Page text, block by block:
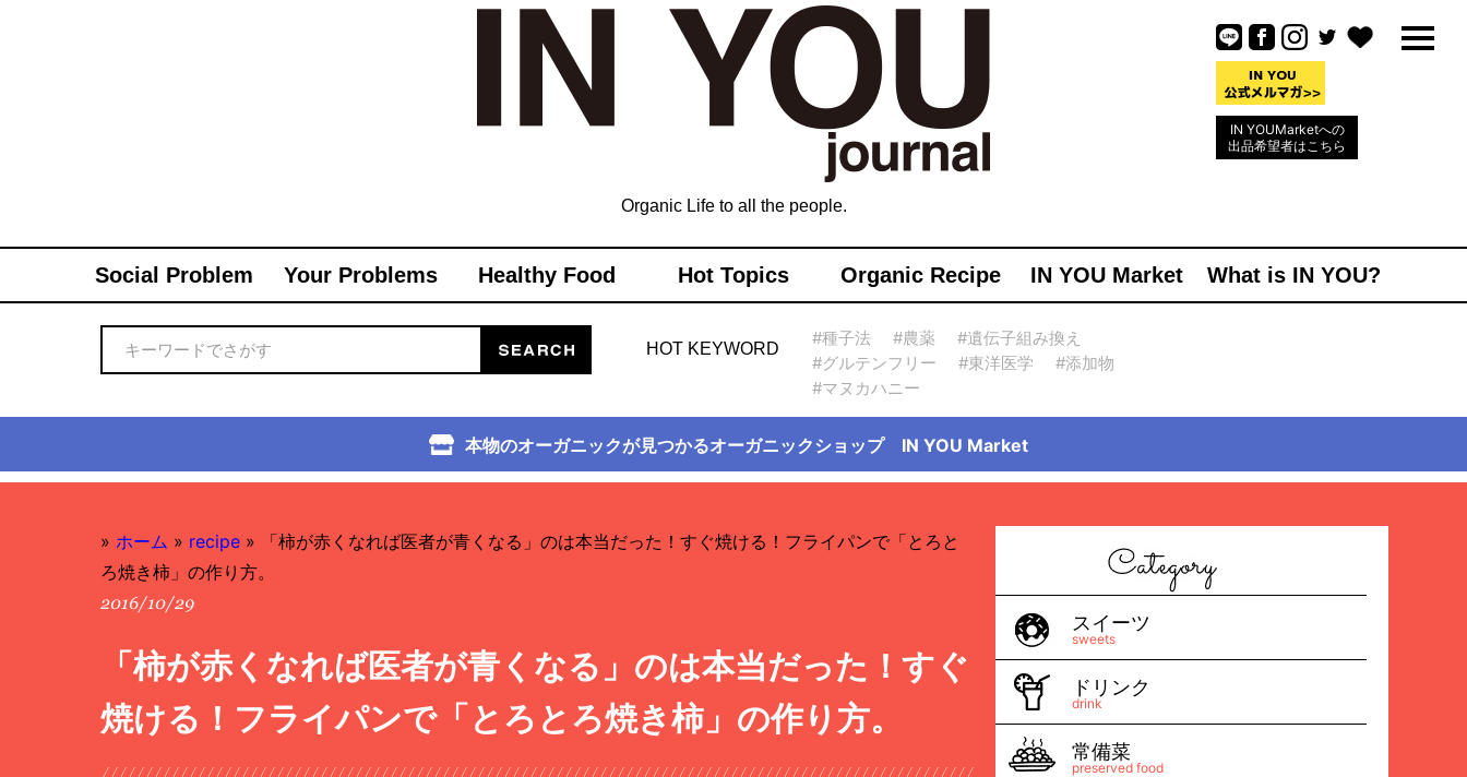
IN YOUMarketへの
出品希望者はこちら
Organic Life to all the people.
Social Problem Your Problems Healthy Food Hot Topics Organic Recipe IN YOU Market What is IN YOU?
HOT KEYWORD
#種子法 #農薬
#遺伝子組み換え
#グルテンフリー
#東洋医学
#添加物
#マヌカハニー
本物のオーガニックが見つかるオーガニックショップ IN YOU Market
» ホーム » recipe »
「柿が赤くなれば医者が青くなる」のは本当だった！すぐ焼ける！フライパンで「とろと
ろ焼き柿」の作り方。
2016/10/29
「柿が赤くなれば医者が青くなる」のは本当だった！すぐ
焼ける！フライパンで「とろとろ焼き柿」の作り方。
スイーツ
sweets
ドリンク
drink
常備菜
preserved food